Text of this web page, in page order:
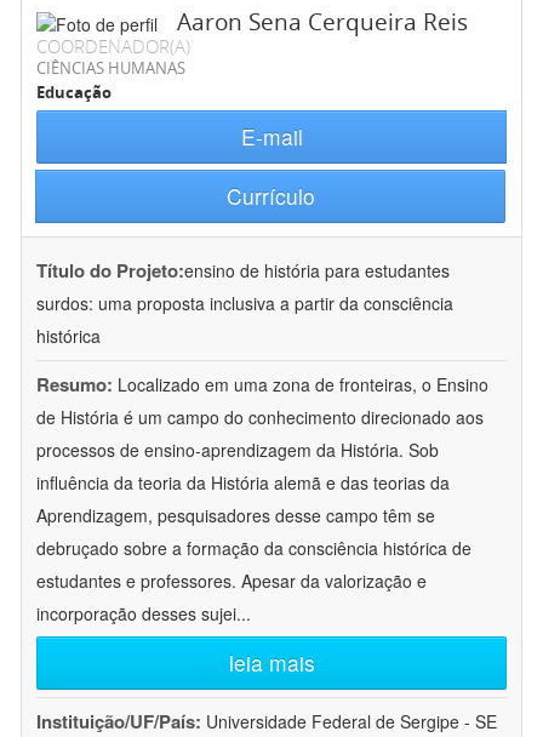
Aaron Sena Cerqueira Reis
COORDENADOR(A)
CIÊNCIAS HUMANAS
Educação
E-mail
Currículo
Título do Projeto:ensino de história para estudantes
surdos: uma proposta inclusiva a partir da consciência
histórica
Resumo: Localizado em uma zona de fronteiras, o Ensino
de História é um campo do conhecimento direcionado aos
processos de ensino-aprendizagem da História. Sob
influência da teoria da História alemã e das teorias da
Aprendizagem, pesquisadores desse campo têm se
debruçado sobre a formação da consciência histórica de
estudantes e professores. Apesar da valorização e
incorporação desses sujei...
leia mais
Instituição/UF/País: Universidade Federal de Sergipe - SE